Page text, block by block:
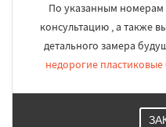
По указанным
консультацию , а также
детального замера
недорогие